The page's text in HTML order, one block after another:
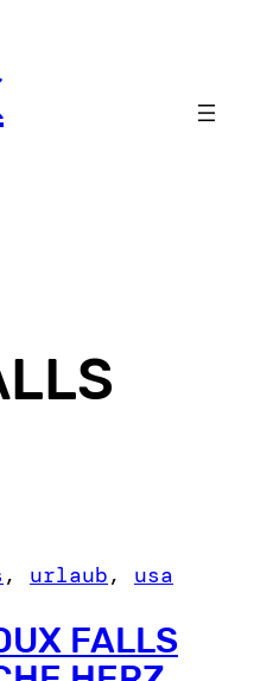
, urlaub, usa
FALLS